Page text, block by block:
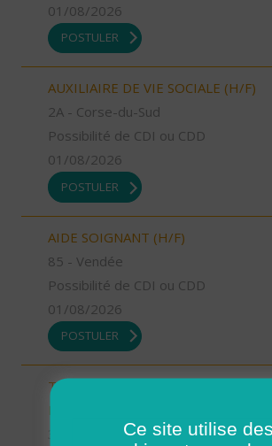
01/08/2026
POSTULER
AUXILIAIRE DE VIE SOCIALE (H/F)
2A - Corse-du-Sud
Possibilité de CDI ou CDD
01/08/2026
POSTULER
AIDE SOIGNANT (H/F)
85 - Vendée
Possibilité de CDI ou CDD
01/08/2026
POSTULER
TECHNICIEN D’INTERVENTION
FAMILIALE (H/F)
Ce site utilise des